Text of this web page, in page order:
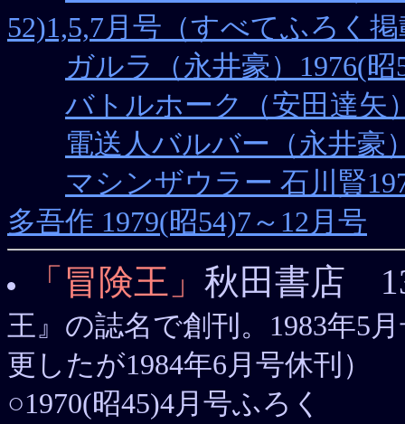
52)1,5,7月号（すべてふろく
ガルラ（永井豪）1976(
バトルホーク（安田達矢
電送人バルバー（永井豪
マシンザウラー 石川賢
多吾作 1979(昭54)7～12月号
「冒険王」 秋田書店
王』の誌名で創刊。1983年5
更したが1984年6月号休刊）
○1970(昭45)4月号ふろく